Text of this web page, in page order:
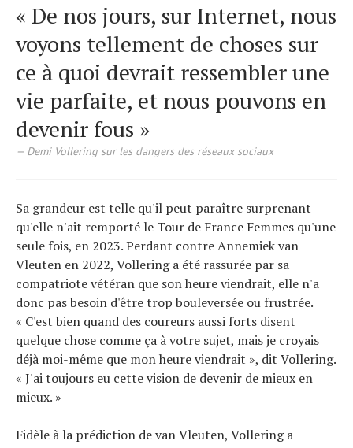
« De nos jours, sur Internet, nous
voyons tellement de choses sur
ce à quoi devrait ressembler une
vie parfaite, et nous pouvons en
devenir fous »
Demi Vollering sur les dangers des réseaux sociaux
Sa grandeur est telle qu'il peut paraître surprenant
qu'elle n'ait remporté le Tour de France Femmes qu'une
seule fois, en 2023. Perdant contre Annemiek van
Vleuten en 2022, Vollering a été rassurée par sa
compatriote vétéran que son heure viendrait, elle n'a
donc pas besoin d'être trop bouleversée ou frustrée.
« C'est bien quand des coureurs aussi forts disent
quelque chose comme ça à votre sujet, mais je croyais
déjà moi-même que mon heure viendrait », dit Vollering.
« J'ai toujours eu cette vision de devenir de mieux en
mieux. »
Fidèle à la prédiction de van Vleuten, Vollering a